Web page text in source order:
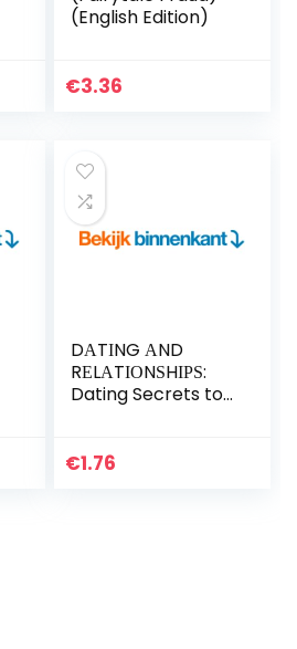
(English Edition)
€3.36
DАTІNG АND
RЕLАTІОNЅHІРЅ:
Dating Secrets to
and Prevent
€1.76